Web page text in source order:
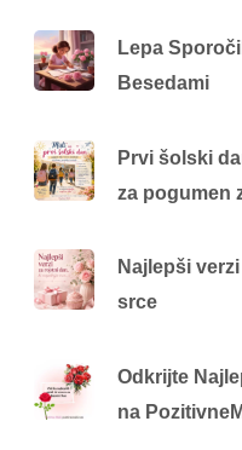
Lepa
Besedami
Prvi šolski
za pogumen
Najlepši
srce
Odkrijte
na